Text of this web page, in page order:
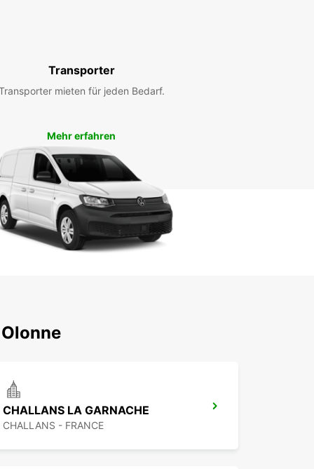
+33 (0) 251211000
Transporter
mieten für jeden Bedarf.
Mehr erfahren
CHALLANS LA GARNACHE
CHALLANS - FRANCE